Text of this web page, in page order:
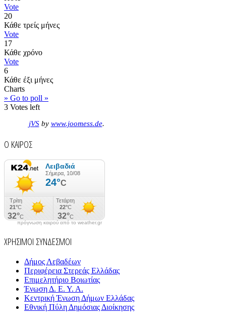
Vote
20
Κάθε τρείς μήνες
Vote
17
Κάθε χρόνο
Vote
6
Κάθε έξι μήνες
Charts
» Go to poll »
3 Votes left
jVSby www.joomess.de.
Ο ΚΑΙΡΟΣ
πρόγνωση καιρού από το weather.gr
ΧΡΗΣΙΜΟΙ ΣΥΝΔΕΣΜΟΙ
Δήμος Λεβαδέων
Περιφέρεια Στερεάς Ελλάδας
Επιμελητήριο Βοιωτίας
Ένωση Δ. Ε. Υ. Α.
Κεντρική Ένωση Δήμων Ελλάδας
Εθνική Πύλη Δημόσιας Διοίκησης